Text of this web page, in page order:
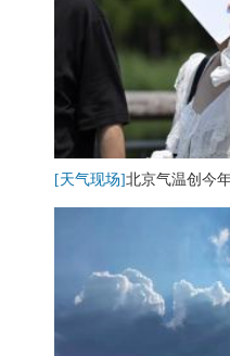
[天气现场]北京气温创今